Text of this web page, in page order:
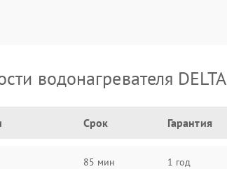
водонагревателя DELTA
Срок Гарантия
85 мин 1 год